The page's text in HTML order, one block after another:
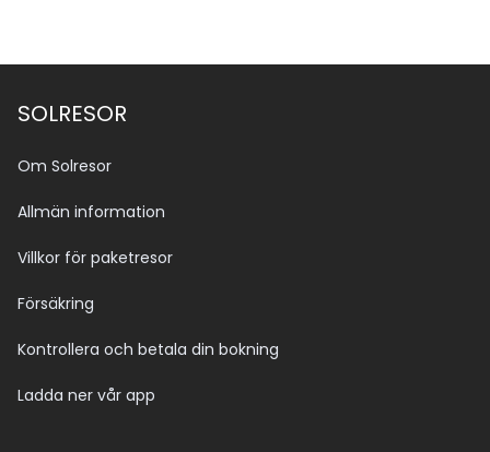
SOLRESOR
Om Solresor
Allmän information
Villkor för paketresor
Försäkring
Kontrollera och betala din bokning
Ladda ner vår app